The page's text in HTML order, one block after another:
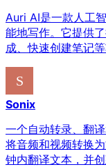
Auri AI是一款人工
能地写作。它提供
成、快速创建笔记
Sonix
一个自动转录、翻
将音频和视频转换
钟内翻译文本，并